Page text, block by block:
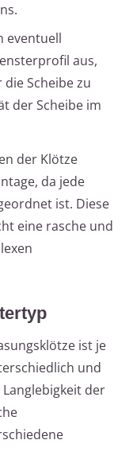
eventuell
aus,
Scheibe zu
der Scheibe im
der Klötze
da jede
ist. Diese
eine rasche und
ist je
und
der